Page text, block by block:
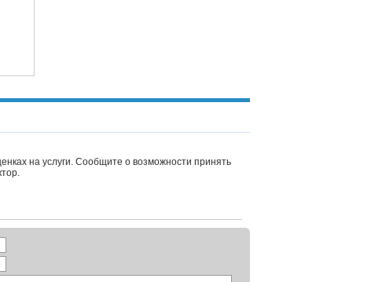
на услуги. Сообщите о возможности принять